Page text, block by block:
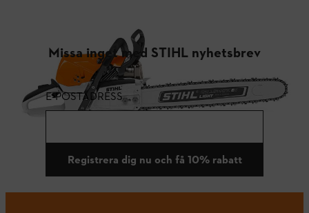
Missa inget med STIHL nyhetsbrev
E-POSTADRESS
Registrera dig nu och få 10% rabatt